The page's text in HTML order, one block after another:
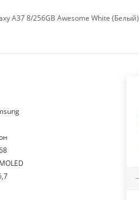
A37 8/256GB Awesome White (Белый)